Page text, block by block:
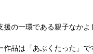
の一環である親子なかよ
品は「あぶくたった」で